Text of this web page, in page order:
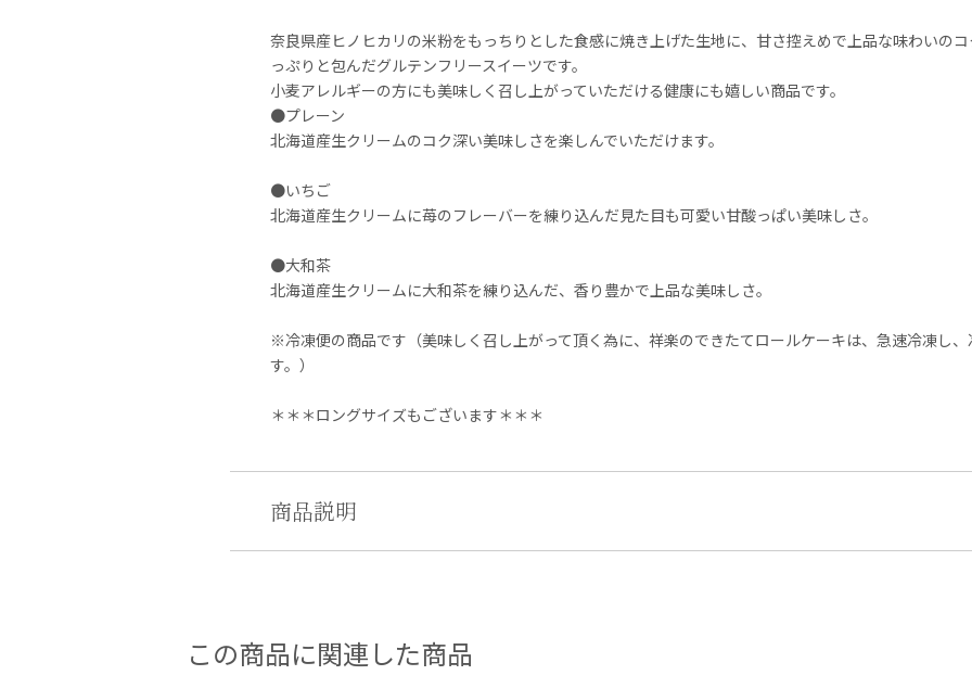
奈良県産ヒノヒカリの米粉をもっちりとした食感に焼き上げた生地に、甘さ控えめで上品な味わいの
っぷりと包んだグルテンフリースイーツです。
小麦アレルギーの方にも美味しく召し上がっていただける健康にも嬉しい商品です。
●プレーン
北海道産生クリームのコク深い美味しさを楽しんでいただけます。
●いちご
北海道産生クリームに苺のフレーバーを練り込んだ見た目も可愛い甘酸っぱい美味しさ。
●大和茶
北海道産生クリームに大和茶を練り込んだ、香り豊かで上品な美味しさ。
※冷凍便の商品です（美味しく召し上がって頂く為に、祥楽のできたてロールケーキは、急速冷凍し
す。）
＊＊＊ロングサイズもございます＊＊＊
商品説明
この商品に関連した商品